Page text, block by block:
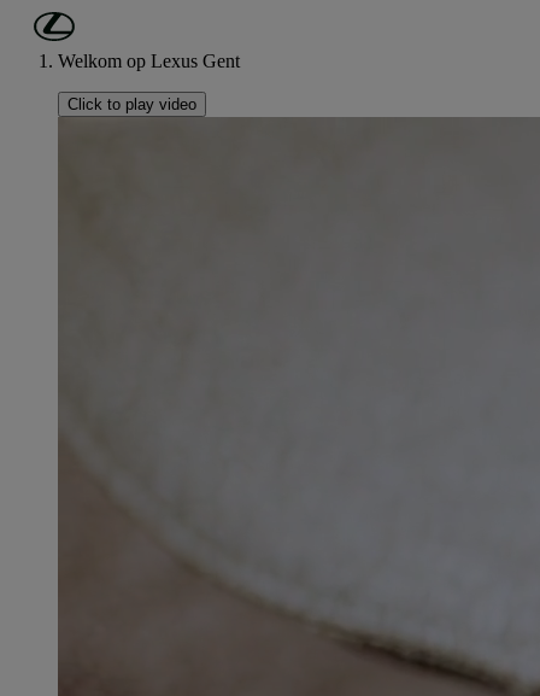
Ga naar de hoofdinhoud
Welkom op Lexus Gent
Click to play video